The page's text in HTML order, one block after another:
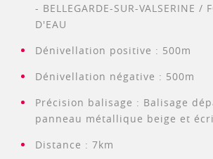
- BELLEGARDE-SUR-VALSERINE /
D'EAU
Dénivellation positive : 500m
Dénivellation négative : 500m
Précision balisage : Balisage
panneau métallique beige et
Distance : 7km